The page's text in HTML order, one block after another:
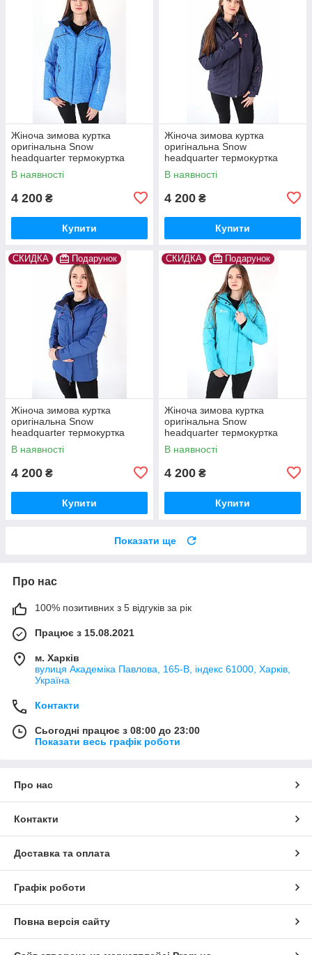
Жіноча зимова куртка
оригінальна Snow
headquarter термокуртка
гірськолижна тепла на зиму
В наявності
4 200 ₴
Купити
Жіноча зимова куртка
оригінальна Snow
headquarter термокуртка
гірськолижна тепла на зиму
В наявності
4 200 ₴
Купити
СКИДКА Подарунок
Жіноча зимова куртка
оригінальна Snow
headquarter термокуртка
гірськолижна тепла на зиму
В наявності
4 200 ₴
Купити
СКИДКА Подарунок
Жіноча зимова куртка
оригінальна Snow
headquarter термокуртка
гірськолижна тепла на зиму
В наявності
4 200 ₴
Купити
Показати ще
Про нас
100% позитивних з 5 відгуків за рік
Працює з 15.08.2021
м. Харків
вулиця Академіка Павлова, 165-В, індекс 61000, Харків,
Україна
Контакти
Сьогодні працює з 08:00 до 23:00
Показати весь графік роботи
Про нас
Контакти
Доставка та оплата
Графік роботи
Повна версія сайту